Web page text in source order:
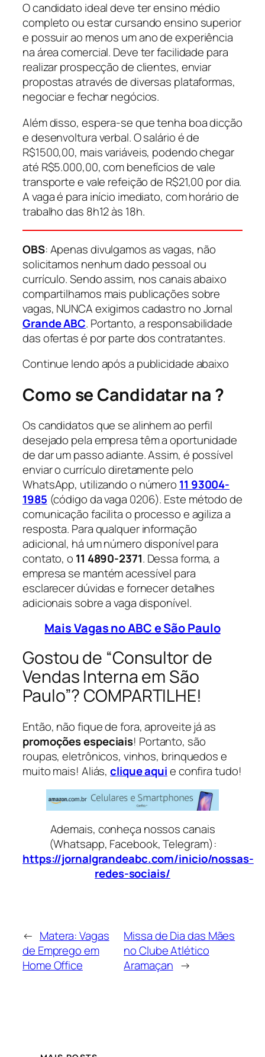
O candidato ideal deve ter ensino médio
completo ou estar cursando ensino superior
e possuir ao menos um ano de experiência
na área comercial. Deve ter facilidade para
realizar prospecção de clientes, enviar
propostas através de diversas plataformas,
negociar e fechar negócios.
Além disso, espera-se que tenha boa dicção
e desenvoltura verbal. O salário é de
R$1500,00, mais variáveis, podendo chegar
até R$5.000,00, com benefícios de vale
transporte e vale refeição de R$21,00 por dia.
A vaga é para início imediato, com horário de
trabalho das 8h12 às 18h.
OBS: Apenas divulgamos as vagas, não
solicitamos nenhum dado pessoal ou
currículo. Sendo assim, nos canais abaixo
compartilhamos mais publicações sobre
vagas, NUNCA exigimos cadastro no Jornal
Grande ABC. Portanto, a responsabilidade
das ofertas é por parte dos contratantes.
Continue lendo após a publicidade abaixo
Como se Candidatar na ?
Os candidatos que se alinhem ao perfil
desejado pela empresa têm a oportunidade
de dar um passo adiante. Assim, é possível
enviar o currículo diretamente pelo
WhatsApp, utilizando o número 11 93004-
1985 (código da vaga 0206). Este método de
comunicação facilita o processo e agiliza a
resposta. Para qualquer informação
adicional, há um número disponível para
contato, o 11 4890-2371. Dessa forma, a
empresa se mantém acessível para
esclarecer dúvidas e fornecer detalhes
adicionais sobre a vaga disponível.
Mais Vagas no ABC e São Paulo
Gostou de “Consultor de
Vendas Interna em São
Paulo”? COMPARTILHE!
Então, não fique de fora, aproveite já as
promoções especiais! Portanto, são
roupas, eletrônicos, vinhos, brinquedos e
muito mais! Aliás,clique aquie confira tudo!
Ademais, conheça nossos canais
(Whatsapp, Facebook, Telegram):
https://jornalgrandeabc.com/inicio/nossas-
redes-sociais/
← Matera: Vagas
de Emprego em
Home Office
Missa de Dia das Mães
no Clube Atlético
Aramaçan →